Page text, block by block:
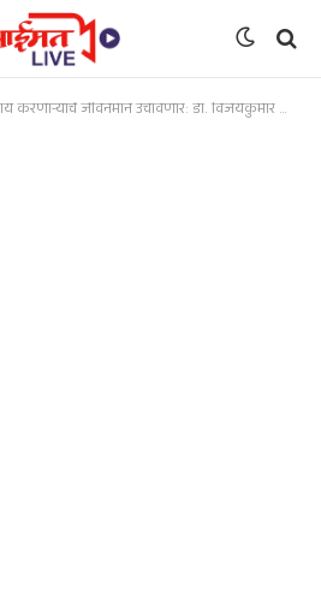
करणाऱ्यांचे जीवनमान उंचावणार: डॉ. विजयकुमार गावित